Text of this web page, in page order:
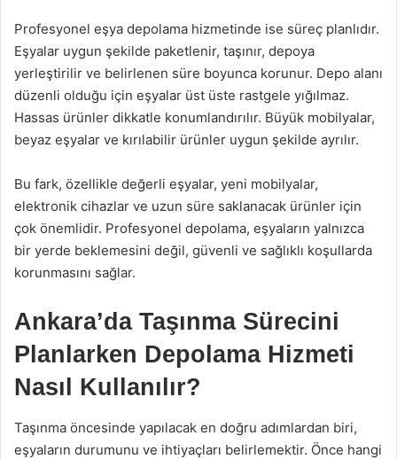
Profesyonel eşya depolama hizmetinde ise süreç planlıdır.
Eşyalar uygun şekilde paketlenir, taşınır, depoya
yerleştirilir ve belirlenen süre boyunca korunur. Depo alanı
düzenli olduğu için eşyalar üst üste rastgele yığılmaz.
Hassas ürünler dikkatle konumlandırılır. Büyük mobilyalar,
beyaz eşyalar ve kırılabilir ürünler uygun şekilde ayrılır.
Bu fark, özellikle değerli eşyalar, yeni mobilyalar,
elektronik cihazlar ve uzun süre saklanacak ürünler için
çok önemlidir. Profesyonel depolama, eşyaların yalnızca
bir yerde beklemesini değil, güvenli ve sağlıklı koşullarda
korunmasını sağlar.
Ankara’da Taşınma Sürecini
Planlarken Depolama Hizmeti
Nasıl Kullanılır?
Taşınma öncesinde yapılacak en doğru adımlardan biri,
eşyaların durumunu ve ihtiyaçları belirlemektir. Önce hangi